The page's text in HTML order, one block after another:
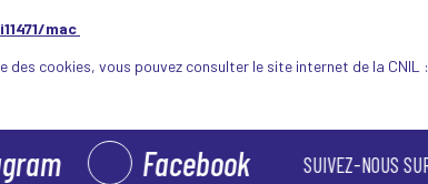
mac
cookies, vous pouvez consulter le site internet de la CNIL :
Facebook SUIVEZ-NOUS SUR